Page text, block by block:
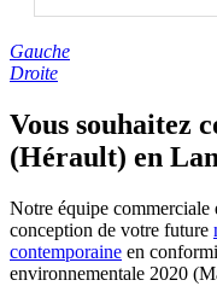
Gauche
Droite
Vous souhaitez
(Hérault) en
Notre équipe commerciale
conception de votre future
contemporaine en
environnementale 2020